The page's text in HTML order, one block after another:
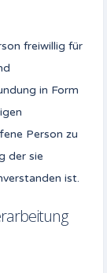
freiwillig für
in Form
Person zu
der sie
ist.